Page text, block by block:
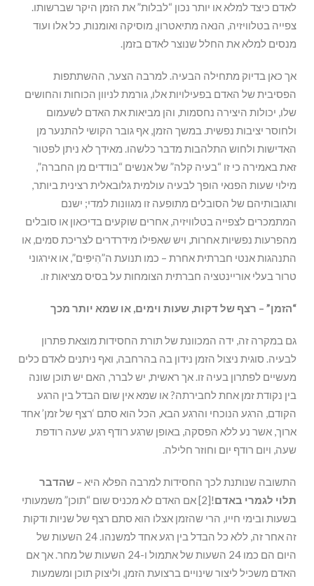
לאדם כיצד למלא או יותר נכון “לבלות” את הזמן היקר שברשותו.
צפייה בטלוויזיה, הנאה מתיאטרון, מוסיקה ואומנות, כל אלו ועוד
מנסים למלא את החלל שנוצר לאדם בזמן.
אך כאן בדיוק מתחילה הבעיה. למרבה הצער, ההשתתפות
הפסיבית של האדם בפעילויות אלו, גורמת לניוון הכוחות והחושים
שלו, יכולות היצירה נחסמות, והן מביאות את האדם לשעמום
ולחוסר יציבות נפשית. במשך הזמן, אף גובר הקושי להתנער מן
האדישות ולחוש התלהבות מדבר כלשהו. מאידך לא ניתן לפטור
זאת באמירה כי זו “בעיה קלה” של אנשים “בודדים מן החברה”,
מילוי שעות הפנאי הופך לבעיה עולמית גלובאלית רצינית ביותר,
ותגובותיהם של הסובלים מתופעה זו מגוונות למדי; ישנם
המתמכרים לצפייה בטלוויזיה, אחרים שוקעים בדיכאון או סובלים
מהפרעות נפשיות אחרות, ויש שאפילו מידרדרים לצריכת סמים, או
התנהגות אנטי חברתית אחרת – כמו תנועת ה”הִיפּׅים”, או אירגוני
טרור בעלי אוריינטציה חברתית הצומחות על בסיס מציאות זו.
“הזמן” – רצף של דקות, שעות וימים, או שמא יותר מכך
גם במקרה זה, ידה המכוונת של תורת החסידות מוצאת פתרון
לבעיה. סוגית ניצול הזמן נידון בה בהרחבה, ואף ניתנים לאדם כלים
מעשיים לפתרון בעיה זו. אך ראשית, יש לברר, האם יש תוכן שונה
בין נקודת זמן אחת לחבירתה? או שמא אין שום הבדל בין הרגע
הקודם, הרגע הנוכחי והרגע הבא, הכל הוא סתם ‘רצף של זמן’ אחד
ארוך, אשר נע ללא הפסקה, באופן שרגע רודף רגע, שעה רודפת
שעה, ויום רודף יום וחוזר חלילה.
התשובה שנותנת לכך החסידות למרבה הפלא היא – שהדבר
תלוי לגמרי באדם
![2] אם האדם לא מכניס שום “תוכן” משמעותי
בשעות ובימי חייו, הרי שהזמן אצלו הוא סתם רצף של שניות ודקות
זה אחר זה, ללא כל הבדל בין רגע אחד למשנהו. 24 השעות של
היום הם כמו 24 השעות של אתמול ו-24 השעות של מחר. אך אם
האדם משכיל ליצור שינויים ברצועת הזמן, וליצוק תוכן ומשמעות